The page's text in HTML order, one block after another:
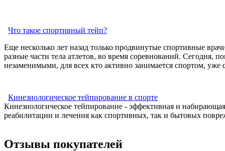
Что такое спортивный тейп?
Еще несколько лет назад только продвинутые спортивные
разные части тела атлетов, во время соревнований. Сегодня,
незаменимыми, для всех кто активно занимается спортом, уже
Кинезиологическое тейпирование в спорте
Кинезиологическое тейпирование - эффективная и
реабилитации и лечения как спортивных, так и бытовых
Отзывы покупателей